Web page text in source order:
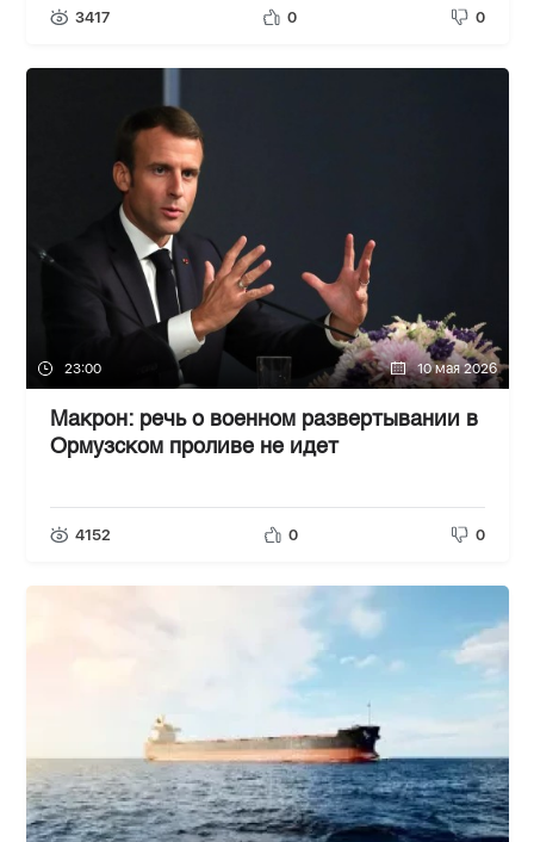
3417 0 0
23:00 10 мая 2026
Макрон: речь о военном развертывании в
Ормузском проливе не идет
4152 0 0